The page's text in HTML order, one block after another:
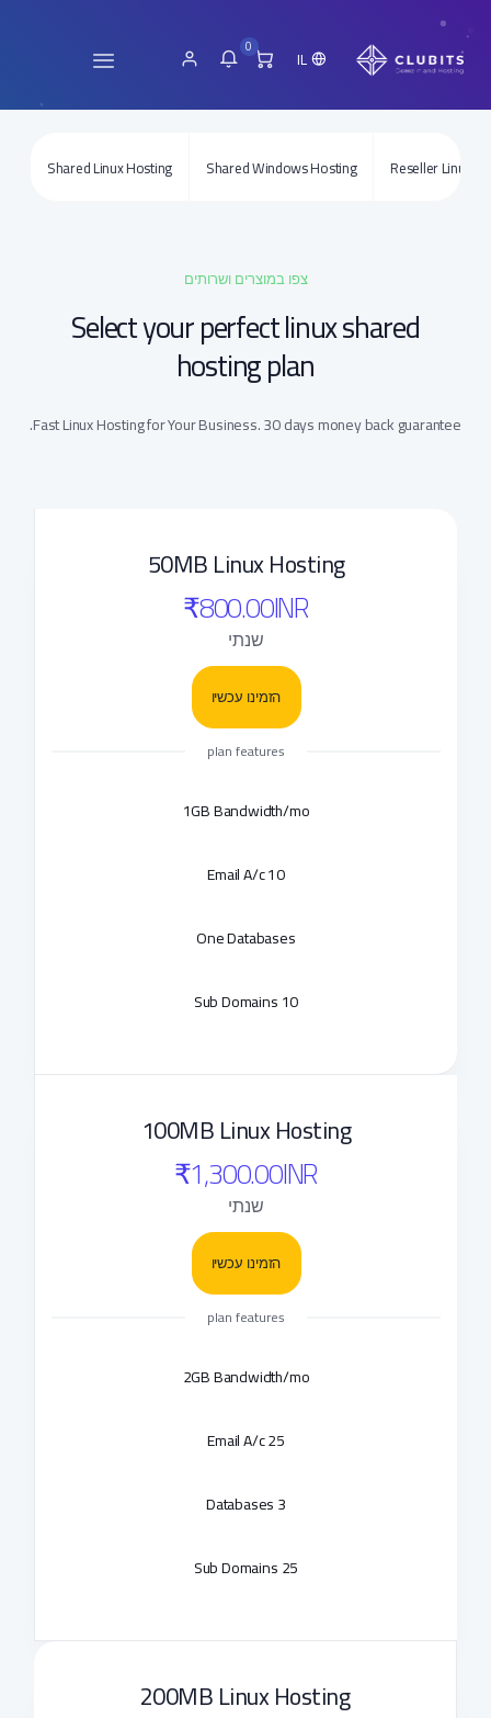
IL
0
Shared Linux Hosting Shared Windows Hosting Reseller Linux
צפו במוצרים ושרותים
Select your perfect linux shared
hosting plan
Fast Linux Hosting for Your Business. 30 days money back guarantee.
50MB Linux Hosting
₹800.00INR
שנתי
הזמינו עכשיו
plan features
1GB Bandwidth/mo
10 Email A/c
One Databases
10 Sub Domains
100MB Linux Hosting
₹1,300.00INR
שנתי
הזמינו עכשיו
plan features
2GB Bandwidth/mo
25 Email A/c
3 Databases
25 Sub Domains
200MB Linux Hosting